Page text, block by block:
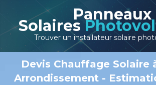
Panneaux
Solaires
Trouver un installateur solaire
Devis Chauffage Solaire
Arrondissement -